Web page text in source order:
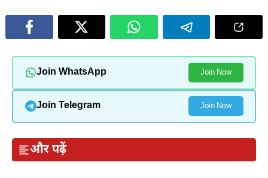
Join WhatsApp Join Now
Join Telegram Join Now
और पढ़ें